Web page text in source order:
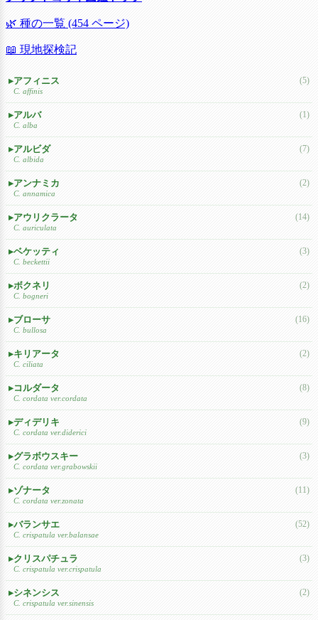
🌿 種の一覧 (454 ページ)
📖 現地探検記
アフィニス
C. affinis
(5)
アルバ
C. alba
(1)
アルビダ
C. albida
(7)
アンナミカ
C. annamica
(2)
アウリクラータ
C. auriculata
(14)
ベケッティ
C. beckettii
(3)
ボクネリ
C. bogneri
(2)
ブローサ
C. bullosa
(16)
キリアータ
C. ciliata
(2)
コルダータ
C. cordata ver.cordata
(8)
ディデリキ
C. cordata ver.diderici
(9)
グラボウスキー
C. cordata ver.grabowskii
(3)
ゾナータ
C. cordata ver.zonata
(11)
バランサエ
C. crispatula ver.balansae
(52)
クリスパチュラ
C. crispatula ver.crispatula
(3)
シネンシス
C. crispatula ver.sinensis
(2)